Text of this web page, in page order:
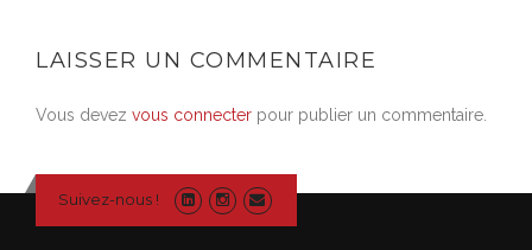
LAISSER UN COMMENTAIRE
Vous devez vous connecter pour publier un commentaire.
Suivez-nous !